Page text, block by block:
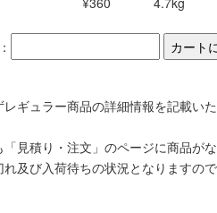
ギュラー商品の詳細情報を記載いた
見積り・注文」のページに商品がな
及び入荷待ちの状況となりますので